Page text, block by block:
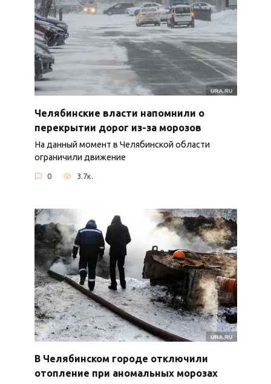
Челябинские власти напомнили о
перекрытии дорог из-за морозов
На данный момент в Челябинской области
ограничили движение
0 3.7к.
В Челябинском городе отключили
отопление при аномальных морозах